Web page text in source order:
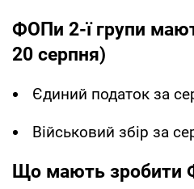
ФОПи 2-ї групи
20 серпня)
Єдиний податок за
Військовий збір за
Що мають зробити